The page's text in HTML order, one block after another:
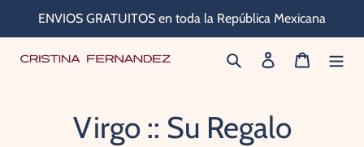
directamente
ENVIOS GRATUITOS en toda la República Mexicana
Buscar IngresarCarrito
Virgo :: Su Regalo